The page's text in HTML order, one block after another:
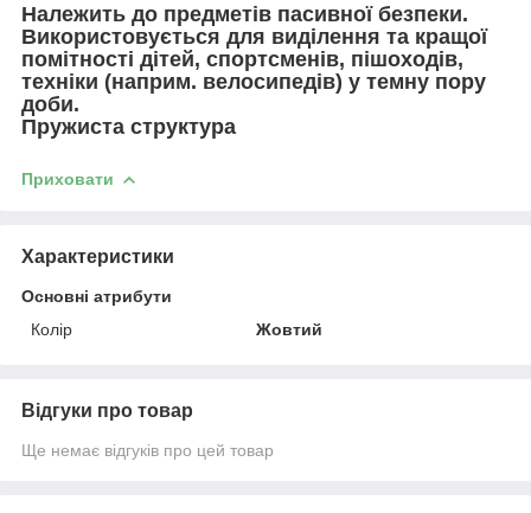
Належить до предметів пасивної безпеки.
Використовується для виділення та кращої
помітності дітей, спортсменів, пішоходів,
техніки (наприм. велосипедів) у темну пору
доби.
Пружиста структура
Приховати
Характеристики
Основні атрибути
Колір
Жовтий
Відгуки про товар
Ще немає відгуків про цей товар